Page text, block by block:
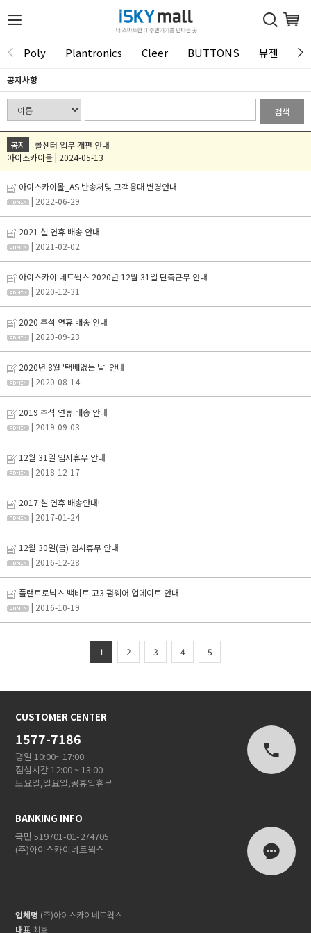
Poly Plantronics Cleer BUTTONS 뮤젠
공지사항
검색
공지
콜센터 업무 개편 안내
아이스카이몰 | 2024-05-13
아이스카이몰_AS 반송처및 고객응대 변경안내
| 2022-06-29
2021 설 연휴 배송 안내
| 2021-02-02
아이스카이 네트웍스 2020년 12월 31일 단축근무 안내
| 2020-12-31
2020 추석 연휴 배송 안내
| 2020-09-23
2020년 8월 '택배없는 날' 안내
| 2020-08-14
2019 추석 연휴 배송 안내
| 2019-09-03
12월 31일 임시휴무 안내
| 2018-12-17
2017 설 연휴 배송안내!
| 2017-01-24
12월 30일(금) 임시휴무 안내
| 2016-12-28
플랜트로닉스 백비트 고3 펌웨어 업데이트 안내
| 2016-10-19
1 2 3 4 5
CUSTOMER CENTER
1577-7186
평일 10:00~ 17:00
점심시간 12:00 ~ 13:00
토요일,일요일,공휴일휴무
BANKING INFO
국민 519701-01-274705
(주)아이스카이네트웍스
업체명 (주)아이스카이네트웍스
대표 최호